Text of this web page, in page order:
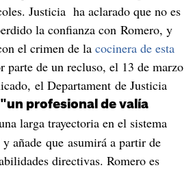
Justicia ha aclarado que no es
la confianza con Romero, y
el crimen de la cocinera de esta
parte de un recluso, el 13 de marzo
el Departament de Justicia
"un profesional de valía
larga trayectoria en el sistema
añade que asumirá a partir de
directivas. Romero es